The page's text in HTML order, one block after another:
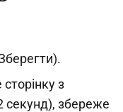
з
збереже